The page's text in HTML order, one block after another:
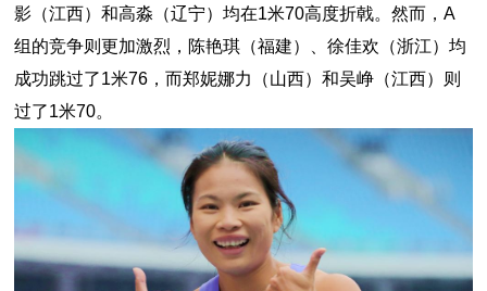
影（江西）和高淼（辽宁）均在1米70高度折戟。然而，A
组的竞争则更加激烈，陈艳琪（福建）、徐佳欢（浙江）均
成功跳过了1米76，而郑妮娜力（山西）和吴峥（江西）则
过了1米70。